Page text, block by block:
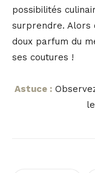
possibilités
surprendre. Alors
doux parfum du
ses coutures !
Astuce :